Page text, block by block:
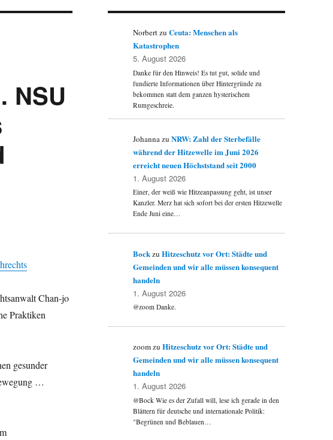
NSU
Chan-jo
Praktiken
gesunder
…
NorbertzuCeuta: Menschen als
Katastrophen
5. August 2026
Danke für den Hinweis! Es tut gut, solide und
fundierte Informationen über Hintergründe zu
bekommen statt dem ganzen hysterischem
Rumgeschreie.
JohannazuNRW: Zahl der Sterbefälle
während der Hitzewelle im Juni 2026
erreicht neuen Höchststand seit 2000
1. August 2026
Einer, der weiß wie Hitzeanpassung geht, ist unser
Kanzler. Merz hat sich sofort bei der ersten Hitzewelle
Ende Juni eine…
BockzuHitzeschutz vor Ort: Städte und
Gemeinden und wir alle müssen konsequent
handeln
1. August 2026
@zoom Danke.
zoomzuHitzeschutz vor Ort: Städte und
Gemeinden und wir alle müssen konsequent
handeln
1. August 2026
@Bock Wie es der Zufall will, lese ich gerade in den
Blättern für deutsche und internationale Politik:
"Begrünen und Beblauen…